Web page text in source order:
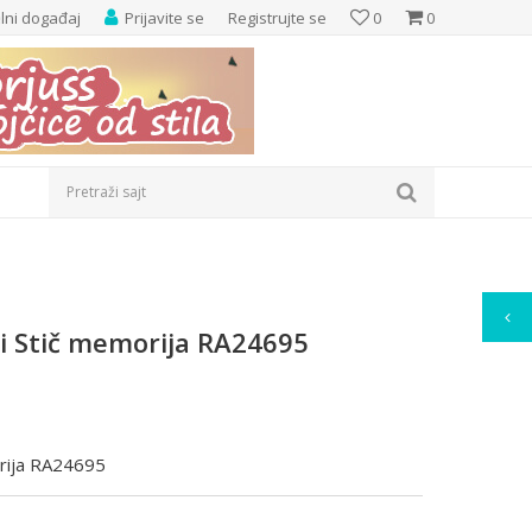
0
0
Prijavite se Registrujte se
događaj
Pretraži sajt
memorija RA24695
RA24695